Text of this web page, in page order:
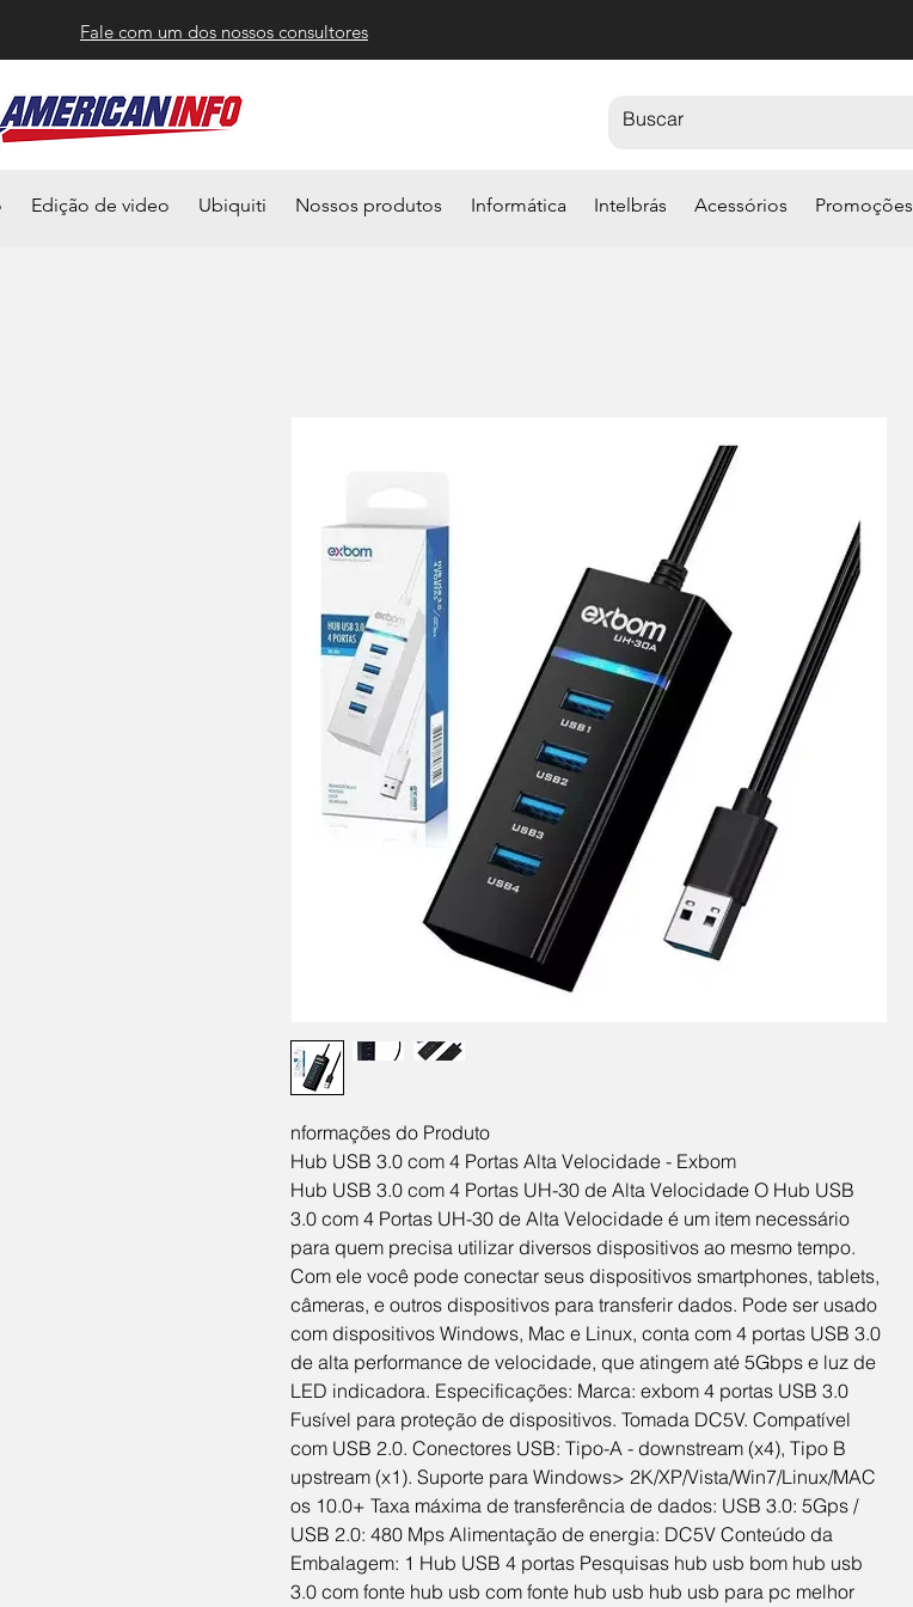
Fale com um dos nossos consultores
Edição de video Ubiquiti Nossos produtos Informática Intelbrás Acessórios Promoções
nformações do Produto
Hub USB 3.0 com 4 Portas Alta Velocidade - Exbom
Hub USB 3.0 com 4 Portas UH-30 de Alta Velocidade O Hub USB
3.0 com 4 Portas UH-30 de Alta Velocidade é um item necessário
para quem precisa utilizar diversos dispositivos ao mesmo tempo.
Com ele você pode conectar seus dispositivos smartphones, tablets,
câmeras, e outros dispositivos para transferir dados. Pode ser usado
com dispositivos Windows, Mac e Linux, conta com 4 portas USB 3.0
de alta performance de velocidade, que atingem até 5Gbps e luz de
LED indicadora. Especificações: Marca: exbom 4 portas USB 3.0
Fusível para proteção de dispositivos. Tomada DC5V. Compatível
com USB 2.0. Conectores USB: Tipo-A - downstream (x4), Tipo B
upstream (x1). Suporte para Windows> 2K/XP/Vista/Win7/Linux/MAC
os 10.0+ Taxa máxima de transferência de dados: USB 3.0: 5Gps /
USB 2.0: 480 Mps Alimentação de energia: DC5V Conteúdo da
Embalagem: 1 Hub USB 4 portas Pesquisas hub usb bom hub usb
3.0 com fonte hub usb com fonte hub usb hub usb para pc melhor